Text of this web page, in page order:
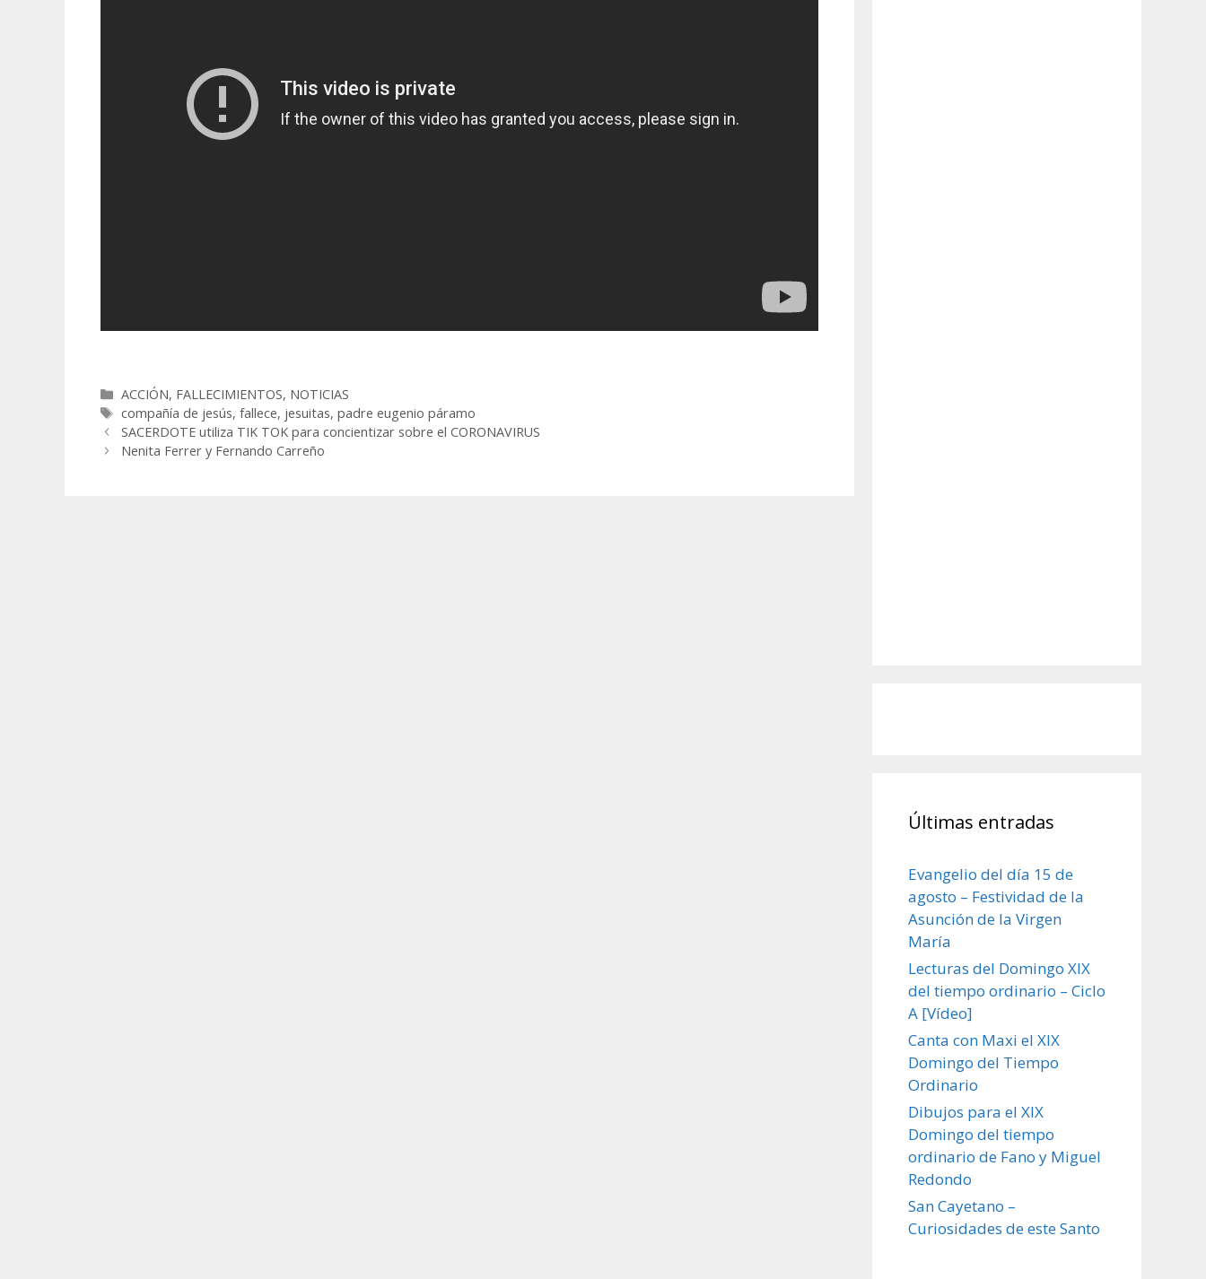
Categorías
ACCIÓN, FALLECIMIENTOS, NOTICIAS
Etiquetas
compañía de jesús,fallece, jesuitas,padre eugenio páramo
SACERDOTE utiliza TIK TOK para concientizar sobre el CORONAVIRUS
Nenita Ferrer y Fernando Carreño
Últimas entradas
Evangelio del día 15 de
agosto – Festividad de la
Asunción de la Virgen
María
Lecturas del Domingo XIX
del tiempo ordinario – Ciclo
A [Vídeo]
Canta con Maxi el XIX
Domingo del Tiempo
Ordinario
Dibujos para el XIX
Domingo del tiempo
ordinario de Fano y Miguel
Redondo
San Cayetano –
Curiosidades de este Santo